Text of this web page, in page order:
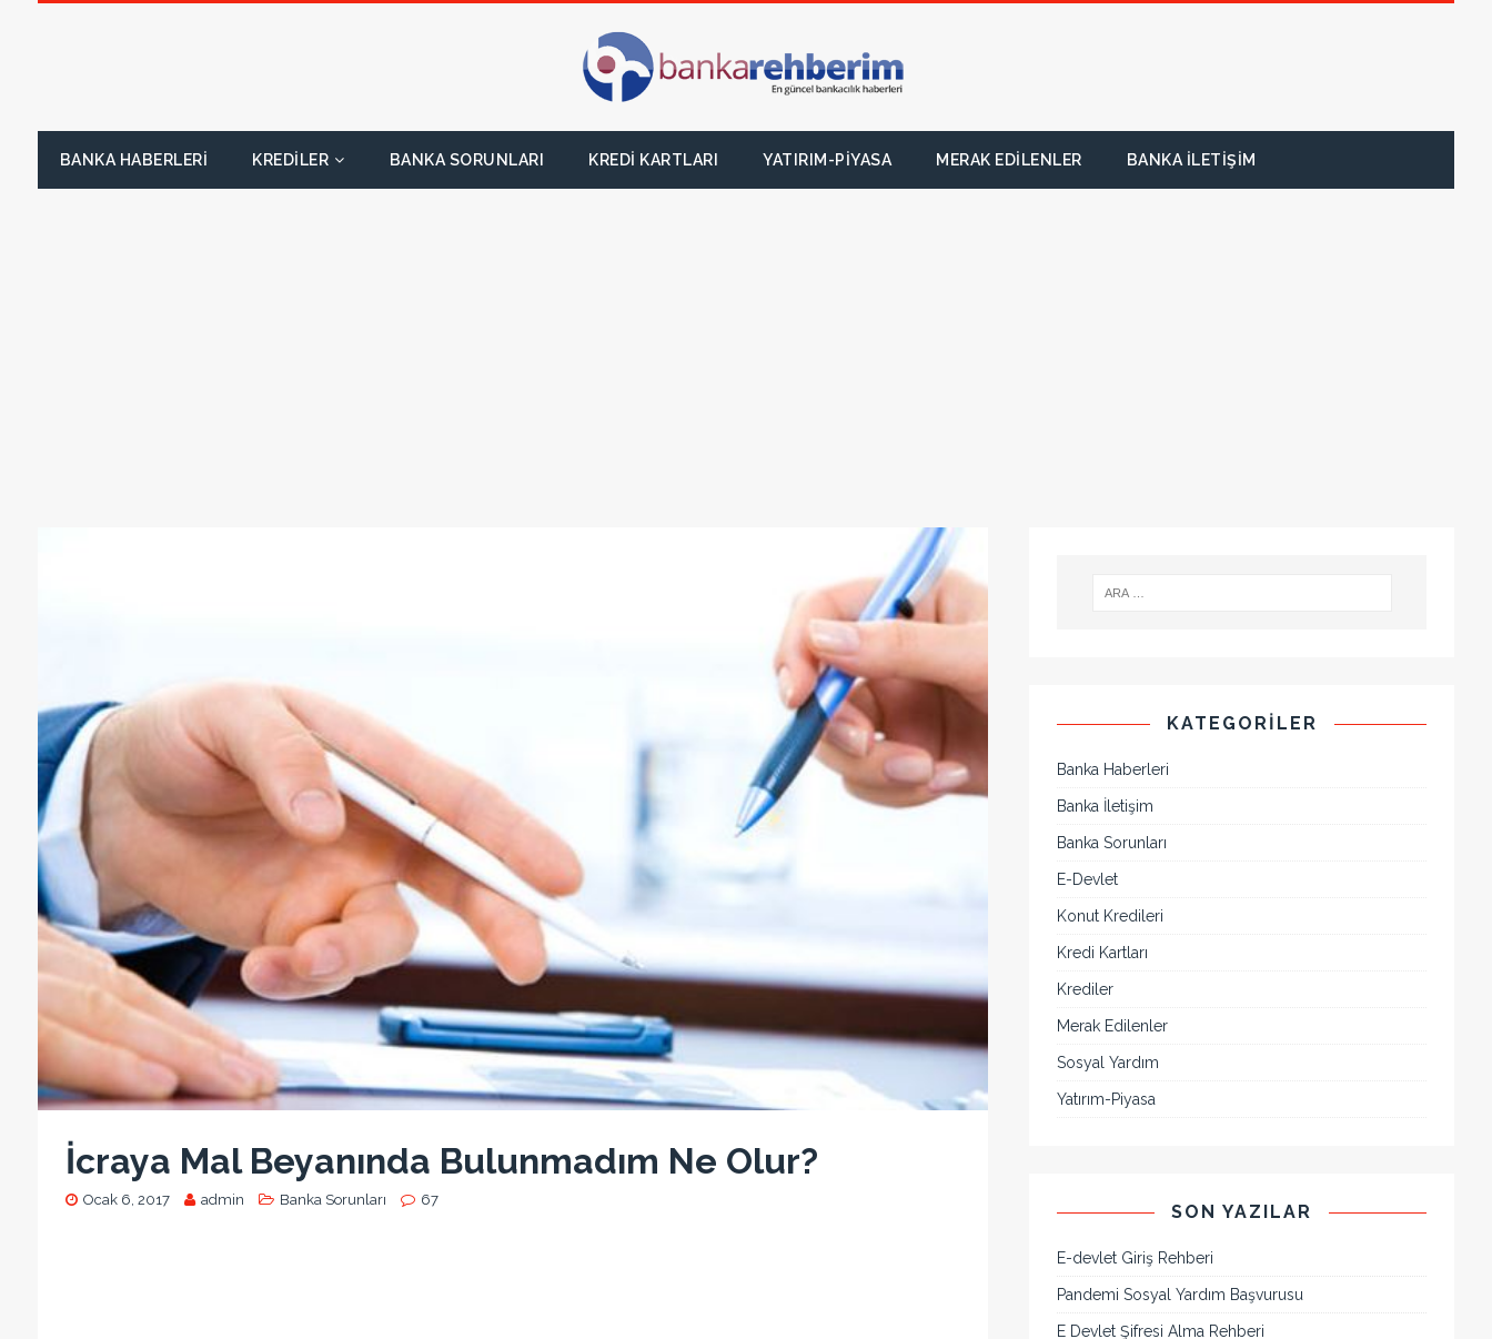
BANKA HABERLERI KREDILER BANKA SORUNLARI KREDI KARTLARI YATIRIM-PIYASA MERAK EDILENLER BANKA İLETIŞIM
İcraya Mal Beyanında Bulunmadım Ne Olur?
Ocak 6, 2017 admin Banka Sorunları 67
KATEGORILER
Banka Haberleri
Banka İletişim
Banka Sorunları
E-Devlet
Konut Kredileri
Kredi Kartları
Krediler
Merak Edilenler
Sosyal Yardım
Yatırım-Piyasa
SON YAZILAR
E-devlet Giriş Rehberi
Pandemi Sosyal Yardım Başvurusu
E Devlet Şifresi Alma Rehberi